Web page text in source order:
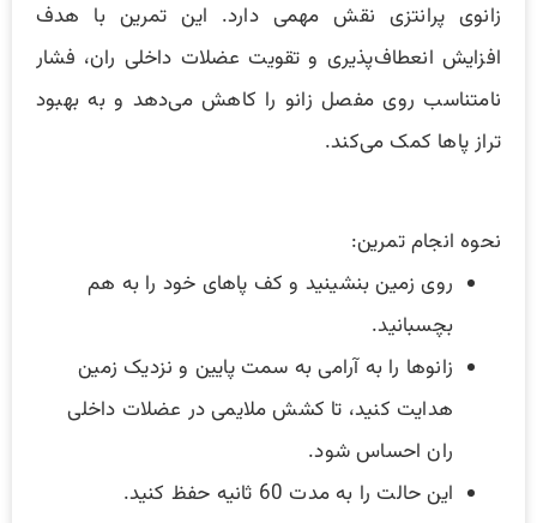
زانوی پرانتزی نقش مهمی دارد. این تمرین با هدف
افزایش انعطاف‌پذیری و تقویت عضلات داخلی ران، فشار
نامتناسب روی مفصل زانو را کاهش می‌دهد و به بهبود
تراز پاها کمک می‌کند.
نحوه انجام تمرین:
روی زمین بنشینید و کف پاهای خود را به هم
بچسبانید.
زانوها را به آرامی به سمت پایین و نزدیک زمین
هدایت کنید، تا کشش ملایمی در عضلات داخلی
ران احساس شود.
این حالت را به مدت 60 ثانیه حفظ کنید.